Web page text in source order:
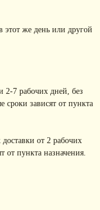
этот же день или другой
2-7 рабочих дней, без
сроки зависят от пункта
от 2 рабочих
от пункта назначения.